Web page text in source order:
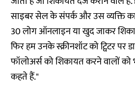
साइबर सेल के संपर्क और उस व्यक्ति
30 लोग ऑनलाइन या खुद जाकर
फिर हम उनके स्क्रीनशॉट को ट्विटर
फॉलोअर्स को शिकायत करने वालों
कहते हैं."